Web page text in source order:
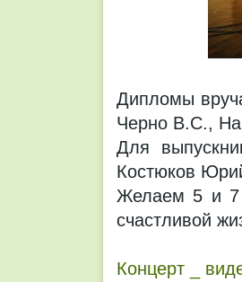
Дипломы
Черно В.С.,
Для
Костюков
Желаем 5 и 7
счастливой
Концерт _